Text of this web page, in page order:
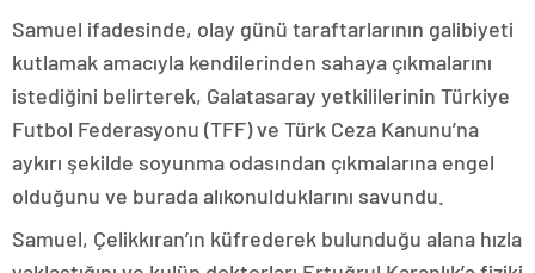
Samuel ifadesinde, olay günü taraftarlarının galibiyeti
kutlamak amacıyla kendilerinden sahaya çıkmalarını
istediğini belirterek, Galatasaray yetkililerinin Türkiye
Futbol Federasyonu (TFF) ve Türk Ceza Kanunu’na
aykırı şekilde soyunma odasından çıkmalarına engel
olduğunu ve burada alıkonulduklarını savundu.
Samuel, Çelikkıran’ın küfrederek bulunduğu alana hızla